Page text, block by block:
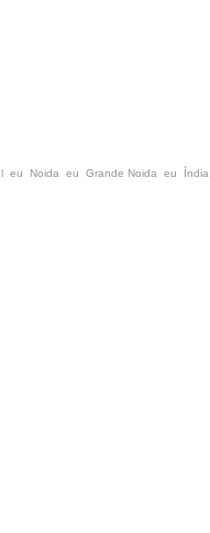
eu Noida eu Grande Noida eu Índia